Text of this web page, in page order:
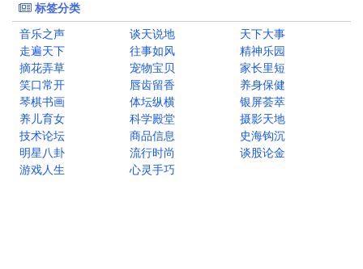
标签分类
音乐之声
谈天说地
天下大事
走遍天下
往事如风
精神乐园
摘花弄草
宠物宝贝
家长里短
笑口常开
唇齿留香
养身保健
琴棋书画
体坛纵横
银屏荟萃
养儿育女
科学殿堂
摄影天地
技术论坛
商品信息
史海钩沉
明星八卦
流行时尚
谈股论金
游戏人生
心灵手巧